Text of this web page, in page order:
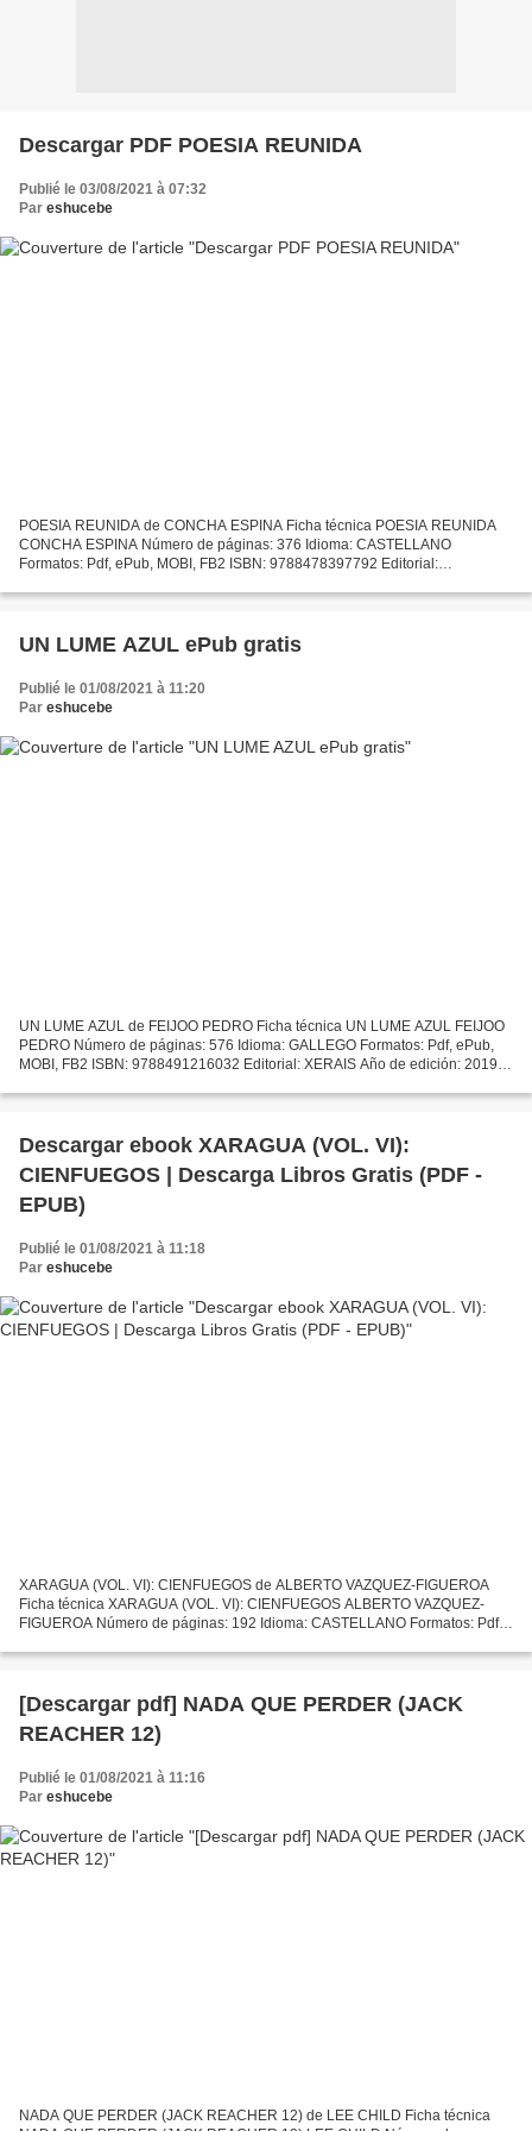
Descargar PDF POESIA REUNIDA
Publié le 03/08/2021 à 07:32
Par eshucebe
POESIA REUNIDA de CONCHA ESPINA Ficha técnica POESIA REUNIDA
CONCHA ESPINA Número de páginas: 376 Idioma: CASTELLANO
Formatos: Pdf, ePub, MOBI, FB2 ISBN: 9788478397792 Editorial:
libros...
UN LUME AZUL ePub gratis
Publié le 01/08/2021 à 11:20
Par eshucebe
UN LUME AZUL de FEIJOO PEDRO Ficha técnica UN LUME AZUL FEIJOO
PEDRO Número de páginas: 576 Idioma: GALLEGO Formatos: Pdf, ePub,
MOBI, FB2 ISBN: 9788491216032 Editorial: XERAIS Año de edición: 2019
Descargar ebook XARAGUA (VOL. VI):
CIENFUEGOS | Descarga Libros Gratis (PDF -
EPUB)
Publié le 01/08/2021 à 11:18
Par eshucebe
XARAGUA (VOL. VI): CIENFUEGOS de ALBERTO VAZQUEZ-FIGUEROA
Ficha técnica XARAGUA (VOL. VI): CIENFUEGOS ALBERTO VAZQUEZ-
FIGUEROA Número de páginas: 192 Idioma: CASTELLANO Formatos: Pdf,
edición:...
[Descargar pdf] NADA QUE PERDER (JACK
REACHER 12)
Publié le 01/08/2021 à 11:16
Par eshucebe
NADA QUE PERDER (JACK REACHER 12) de LEE CHILD Ficha técnica